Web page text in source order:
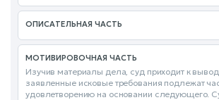
ОПИСАТЕЛЬНАЯ ЧАСТЬ
МОТИВИРОВОЧНАЯ ЧАСТЬ
Изучив материалы дела, суд приходит к
заявленные исковые требования подлежат
удовлетворению на основании следующего.